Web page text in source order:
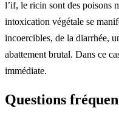
l’if, le ricin sont des poisons
intoxication végétale se
incoercibles, de la diarrhée,
abattement brutal. Dans ce
immédiate.
Questions